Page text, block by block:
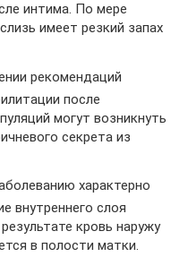
интима. По мере
имеет резкий запах
рекомендаций
после
могут возникнуть
секрета из
характерно
внутреннего слоя
кровь наружу
в полости матки.